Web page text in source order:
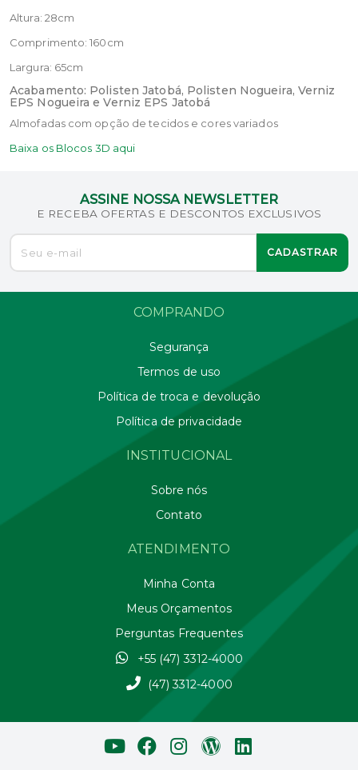
Altura: 28cm
Comprimento: 160cm
Largura: 65cm
Acabamento: Polisten Jatobá, Polisten Nogueira, Verniz
EPS Nogueira e Verniz EPS Jatobá
Almofadas com opção de tecidos e cores variados
Baixa os Blocos 3D aqui
ASSINE NOSSA NEWSLETTER
E RECEBA OFERTAS E DESCONTOS EXCLUSIVOS
CADASTRAR
COMPRANDO
Segurança
Termos de uso
Política de troca e devolução
Política de privacidade
INSTITUCIONAL
Sobre nós
Contato
ATENDIMENTO
Minha Conta
Meus Orçamentos
Perguntas Frequentes
+55 (47) 3312-4000
(47) 3312-4000